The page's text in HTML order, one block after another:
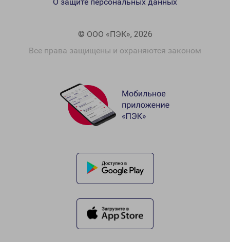
© ООО «ПЭК», 2026
Все права защищены и охраняются законом
О защите персональных данных